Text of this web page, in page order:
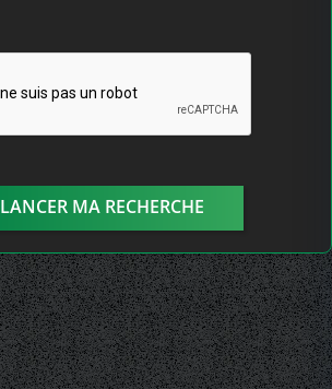
LANCER MA RECHERCHE